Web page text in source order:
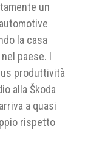
un
la casa
paese. I
produttività
alla Škoda
a quasi
rispetto